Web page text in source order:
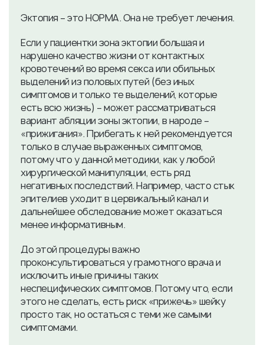
Эктопия – это НОРМА. Она не требует лечения.
Если у пациентки зона эктопии большая и
нарушено качество жизни от контактных
кровотечений во время секса или обильных
выделений из половых путей (без иных
симптомов и только те выделений, которые
есть всю жизнь) – может рассматриваться
вариант абляции зоны эктопии, в народе –
«прижигания». Прибегать к ней рекомендуется
только в случае выраженных симптомов,
потому что у данной методики, как у любой
хирургической манипуляции, есть ряд
негативных последствий. Например, часто стык
эпителиев уходит в цервикальный канал и
дальнейшее обследование может оказаться
менее информативным.
До этой процедуры важно
проконсультироваться у грамотного врача и
исключить иные причины таких
неспецифических симптомов. Потому что, если
этого не сделать, есть риск «прижечь» шейку
просто так, но остаться с теми же самыми
симптомами.